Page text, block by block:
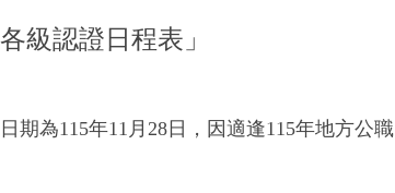
級認證日程表」
期為115年11月28日，因適逢115年地方公職